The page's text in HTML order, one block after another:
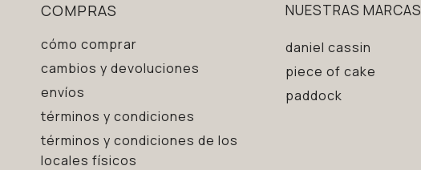
COMPRAS
cómo comprar
cambios y devoluciones
envíos
términos y condiciones
términos y condiciones de los
locales físicos
NUESTRAS MARCAS
daniel cassin
piece of cake
paddock